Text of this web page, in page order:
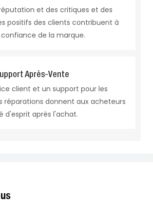
et des critiques et des
positifs des clients contribuent à
de la marque.
Après-Vente
client et un support pour les
réparations donnent aux acheteurs
d'esprit après l'achat.